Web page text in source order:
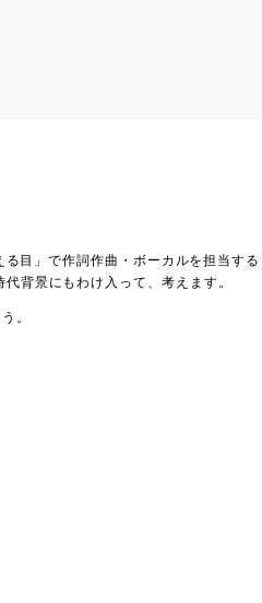
目」で作詞作曲・ボーカルを担当す
背景にもわけ入って、考えます。
。